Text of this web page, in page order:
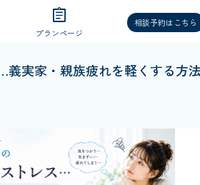
assignment
プランページ
相談予約はこちら
実家・親族疲れを軽くする方